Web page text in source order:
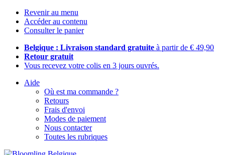
Revenir au menu
Accéder au contenu
Consulter le panier
Belgique : Livraison standard gratuite à partir de € 49,90
Retour gratuit
Vous recevez votre colis en 3 jours ouvrés.
Aide
Où est ma commande ?
Retours
Frais d'envoi
Modes de paiement
Nous contacter
Toutes les rubriques